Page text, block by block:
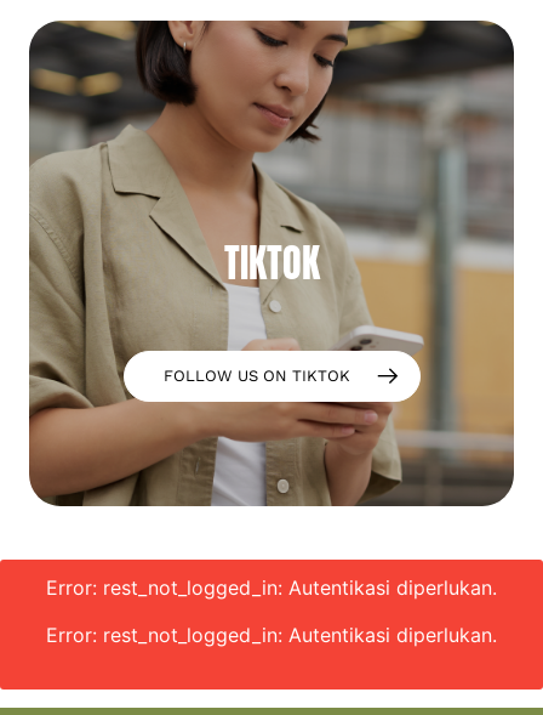
TIKTOK
FOLLOW US ON TIKTOK
Error: rest_not_logged_in: Autentikasi diperlukan.
Error: rest_not_logged_in: Autentikasi diperlukan.